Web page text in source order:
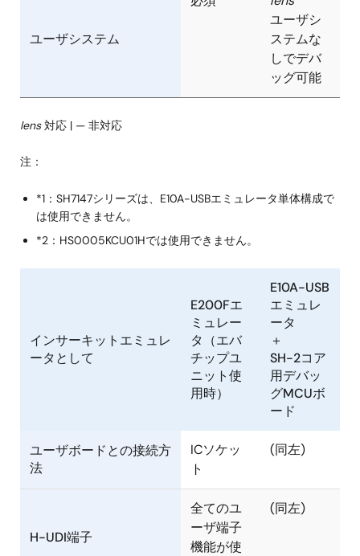
ユーザシステム
ユーザシ
ステムな
しでデバ
ッグ可能
lens対応 | — 非対応
注：
*1：SH7147シリーズは、E10A-USBエミュレータ単体構成で
は使用できません。
*2：HS0005KCU01Hでは使用できません。
インサーキットエミュレ
ータとして
E200Fエ
ミュレー
タ（エバ
チップユ
ニット使
用時）
E10A-USB
エミュレ
ータ
＋
SH-2コア
用デバッ
グMCUボ
ード
ユーザボードとの接続方
法
ICソケッ
ト
(同左)
H-UDI端子
全てのユ
ーザ端子
機能が使
(同左)